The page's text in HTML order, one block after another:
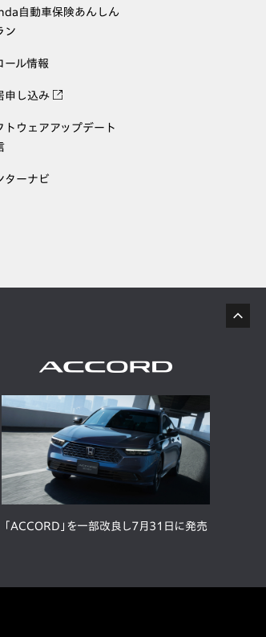
自動車保険あんしん
ン
ール情報
申し込み
トウェアアップデート
ターナビ
「ACCORD」を一部改良し7月31日に発売